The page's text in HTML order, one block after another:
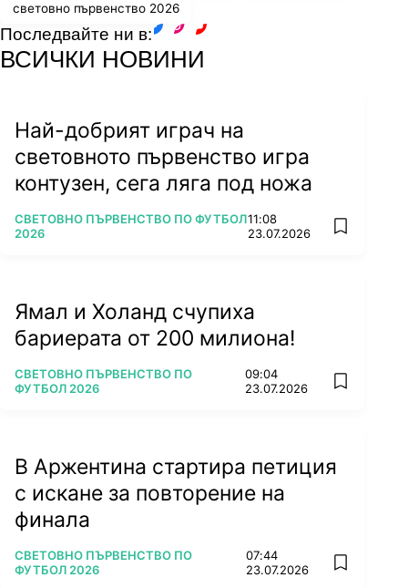
световно първенство 2026
Последвайте ни в:
ВСИЧКИ НОВИНИ
Най-добрият играч на
световното първенство игра
контузен, сега ляга под ножа
ПОВЕЧЕ ОТ
СВЕТОВНО ПЪРВЕНСТВО ПО ФУТБОЛ
2026
11:08
23.07.2026
add
Ямал и Холанд счупиха
бариерата от 200 милиона!
ПОВЕЧЕ ОТ
СВЕТОВНО ПЪРВЕНСТВО ПО
ФУТБОЛ 2026
09:04
23.07.2026
add
В Аржентина стартира петиция
с искане за повторение на
финала
ПОВЕЧЕ ОТ
СВЕТОВНО ПЪРВЕНСТВО ПО
ФУТБОЛ 2026
07:44
23.07.2026
add